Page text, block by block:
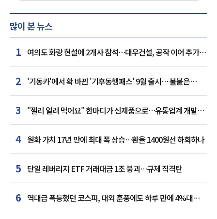
많이 본 뉴스
1 여의도 화랑 현설에 2개사 참석…대우건설, 공작 이어 추가
거점 확보하나
2 '기동카'에서 확 바뀐 '기후동행패스' 9월 출시… 불붙은
카드사 경쟁
3
"젤리 얼려 먹어요" 한마디가 신제품으로…유통업계 개발실
된 SNS
4 원화 가치 17년 만에 최대 폭 상승…환율 1400원선 하회하나
5 단일 레버리지 ETF 거래대금 1조 붕괴…규제 직격탄
6 역대급 폭등했던 코스피, 대외 훈풍에도 하루 만에 4%대
급락